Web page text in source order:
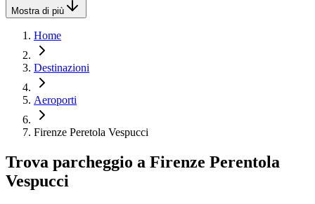
Mostra di più
Home
Destinazioni
Aeroporti
Firenze Peretola Vespucci
Trova parcheggio a Firenze Perentola
Vespucci